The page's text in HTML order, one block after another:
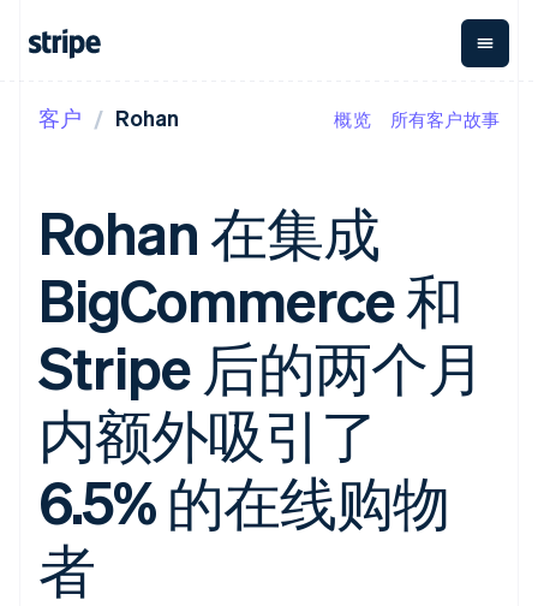
支付
在线支付
Managed
Payments
方案
Payment links
无代码支付
Checkout
预构建支付界
面
Elements
Payment
methods
接入 125+ 种支
付方式
Terminal
经常性收入
Metronome
按用量计费
订阅管理
Invoicing
一次性或定期
账单
Tax
销售税和增值
税自动化
Revenue
Recognition
会计自动化
资金管理
Payouts
向第三方
打款
Capital
企业融资
和发卡基
础设施
Crypto
Onramp
可嵌入的
按企业阶段
按应用场景
智能体商务
加密货币
电子商务
嵌入式金融
财务自动化
全球化企业
应用内支付
交易市场
资金管理
平台
文档
库与 SDK
Stripe Apps
接受线上付款
实施预置结账流程
构建平台或交易市场
管理订阅
提供按用量计费
发行稳定币支持的支付卡
通过智能体配置和管理服
务
指南
获取支持
托管支持方案
专业服务
公司
客户 Rohan 概览 所有客户故事
Rohan 在集成
BigCommerce 和
Stripe 后的两个月
内额外吸引了
6.5% 的在线购物
者